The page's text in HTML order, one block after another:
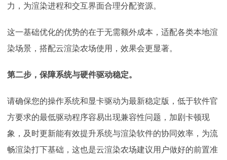
力，为渲染进程和交互界面合理分配资源。
这一基础优化的优势的在于无需额外成本，适配各类本地渲
染场景，搭配云渲染农场使用，效果会更显著。
第二步，保障系统与硬件驱动稳定。
请确保您的操作系统和显卡驱动为最新稳定版，低于软件官
方要求的最低驱动程序容易出现兼容性问题，加剧卡顿现
象，及时更新能有效提升系统与渲染软件的协同效率，为流
畅渲染打下基础，这也是云渲染农场建议用户做好的前置准